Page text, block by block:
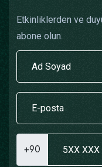
Etkinliklerden ve
abone olun.
+90